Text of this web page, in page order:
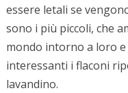
essere letali se
sono i più piccoli, che
mondo intorno a loro
interessanti i flaconi
lavandino.